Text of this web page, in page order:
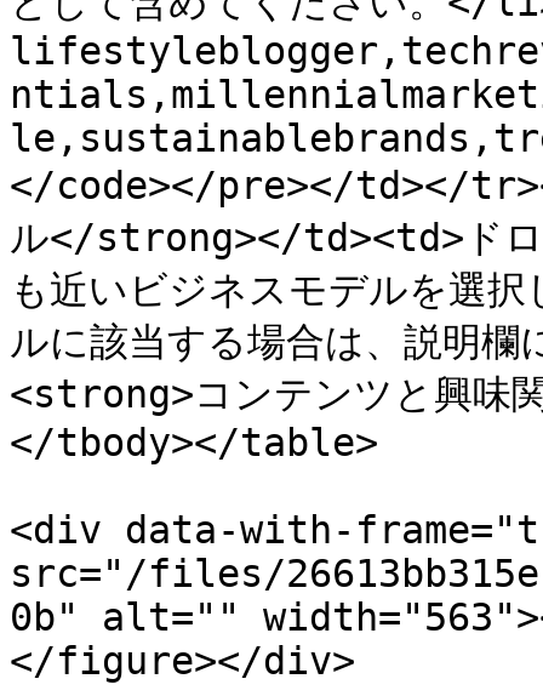
</code></pre></td></
ル</strong></td><td>ドロ
も近いビジネスモデルを選
ルに該当する場合は、説明
<strong>コンテンツと興
</tbody></table>
<div data-with-
src="/files/
0b" alt=""
</figure></div>